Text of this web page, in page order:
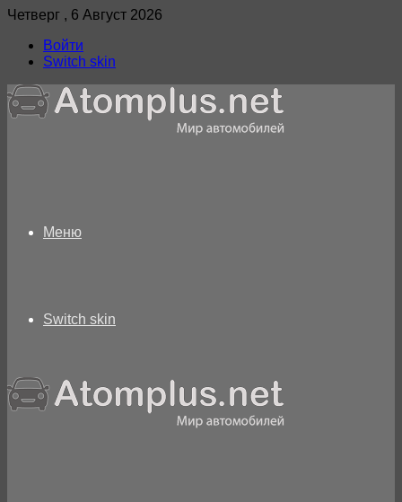
Четверг , 6 Август 2026
Войти
Switch skin
Меню
Switch skin